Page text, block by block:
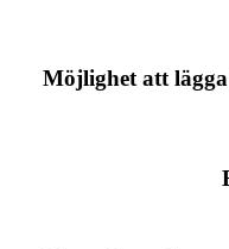
Möjlighet att